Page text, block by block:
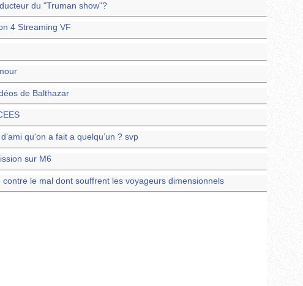
du "Truman show"?
4 Streaming VF
de Balthazar
qu'on a fait a quelqu’un ? svp
sur M6
contre le mal dont souffrent les voyageurs dimensionnels